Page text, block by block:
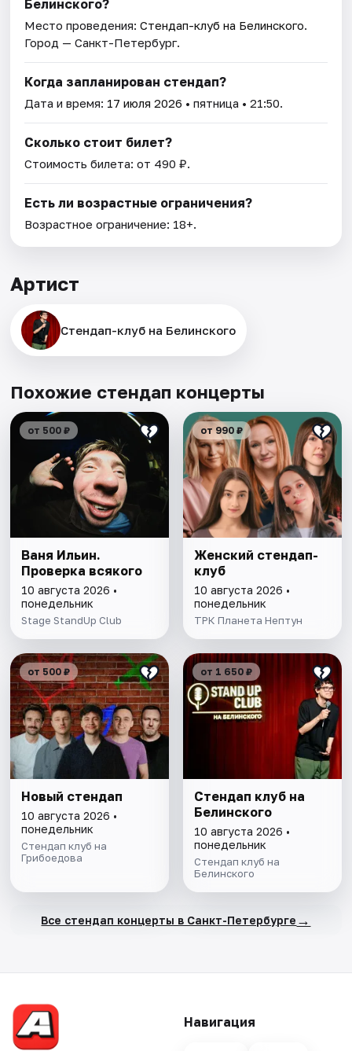
Белинского?
Место проведения:Стендап-клуб на Белинского.
Город — Санкт-Петербург.
Когда запланирован стендап?
Дата и время: 17 июля 2026 • пятница • 21:50.
Сколько стоит билет?
Стоимость билета: от 490 ₽.
Есть ли возрастные ограничения?
Возрастное ограничение: 18+.
Артист
Стендап-клуб на Белинского
Похожие стендап концерты
от 500 ₽
Ваня Ильин.
Проверка всякого
10 августа 2026 •
понедельник
Stage StandUp Club
от 990 ₽
Женский стендап-
клуб
10 августа 2026 •
понедельник
ТРК Планета Нептун
от 500 ₽
Новый стендап
10 августа 2026 •
понедельник
Стендап клуб на
Грибоедова
от 1 650 ₽
Стендап клуб на
Белинского
10 августа 2026 •
понедельник
Стендап клуб на
Белинского
Все стендап концерты в Санкт-Петербурге →
Навигация